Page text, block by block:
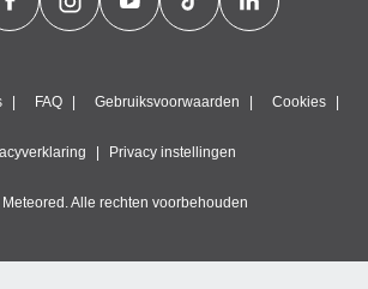
FAQ Gebruiksvoorwaarden Cookies
Privacy instellingen
Alle rechten voorbehouden